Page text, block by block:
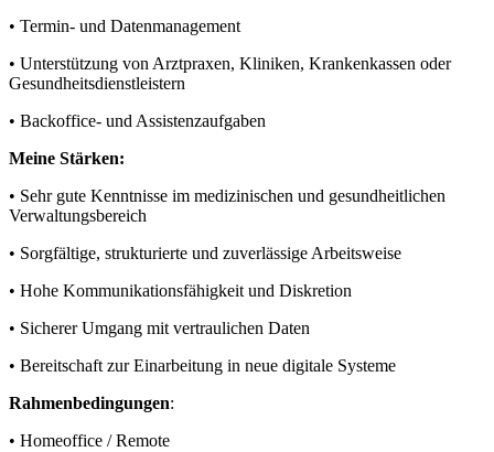
• Termin- und Datenmanagement
• Unterstützung von Arztpraxen, Kliniken, Krankenkassen oder
Gesundheitsdienstleistern
• Backoffice- und Assistenzaufgaben
Meine Stärken:
• Sehr gute Kenntnisse im medizinischen und gesundheitlichen
Verwaltungsbereich
• Sorgfältige, strukturierte und zuverlässige Arbeitsweise
• Hohe Kommunikationsfähigkeit und Diskretion
• Sicherer Umgang mit vertraulichen Daten
• Bereitschaft zur Einarbeitung in neue digitale Systeme
Rahmenbedingungen:
• Homeoffice / Remote